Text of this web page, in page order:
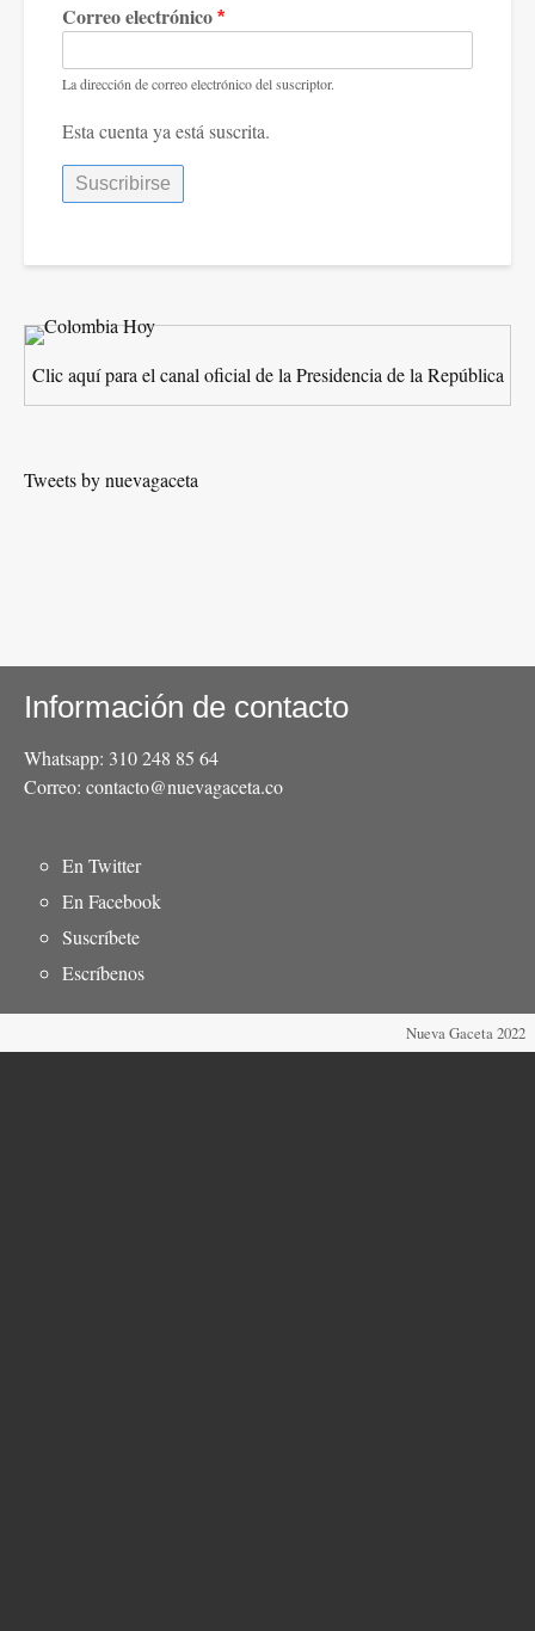
Correo electrónico
La dirección de correo electrónico del suscriptor.
Esta cuenta ya está suscrita.
Clic aquí para el canal oficial de la Presidencia de la República
Tweets by nuevagaceta
Información de contacto
Whatsapp: 310 248 85 64
Correo: contacto@nuevagaceta.co
Menú
del
pie
En Twitter
En Facebook
Suscríbete
Escríbenos
Nueva Gaceta 2022